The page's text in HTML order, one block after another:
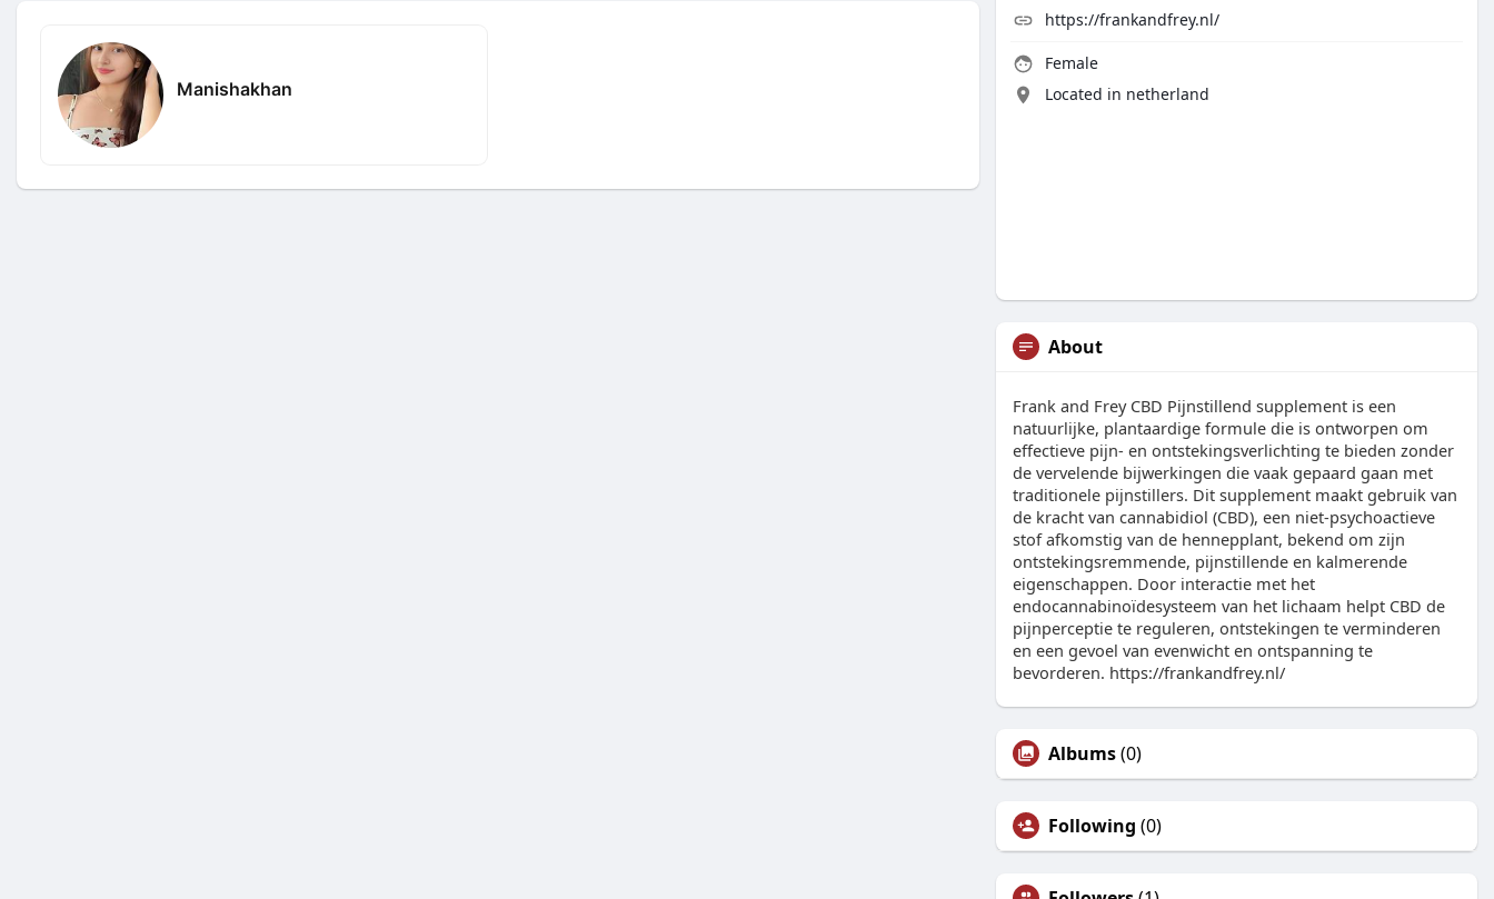
Manishakhan
https://frankandfrey.nl/
Female
Located in netherland
About
Frank and Frey CBD Pijnstillend supplement is een
natuurlijke, plantaardige formule die is ontworpen om
effectieve pijn- en ontstekingsverlichting te bieden zonder
de vervelende bijwerkingen die vaak gepaard gaan met
traditionele pijnstillers. Dit supplement maakt gebruik van
de kracht van cannabidiol (CBD), een niet-psychoactieve
stof afkomstig van de hennepplant, bekend om zijn
ontstekingsremmende, pijnstillende en kalmerende
eigenschappen. Door interactie met het
endocannabinoïdesysteem van het lichaam helpt CBD de
pijnperceptie te reguleren, ontstekingen te verminderen
en een gevoel van evenwicht en ontspanning te
bevorderen. https://frankandfrey.nl/
Albums(0)
Following (0)